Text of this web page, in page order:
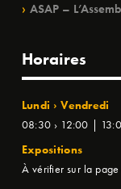
ASAP –
Horaires
Lundi › Vendredi
08:30 › 12:00 |
Expositions
À vérifier sur la